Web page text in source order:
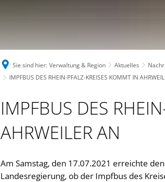
Sie sind hier: Verwaltung & Region Aktuelles
IMPFBUS DES RHEIN-PFALZ-KREISES KOMMT IN
IMPFBUS DES
AHRWEILER AN
Am Samstag, den 17.07.2021 erreichte
Landesregierung, ob der Impfbus des